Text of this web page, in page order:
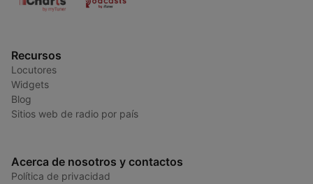
Recursos
Locutores
Widgets
Blog
Sitios web de radio por país
Acerca de nosotros y contactos
Política de privacidad